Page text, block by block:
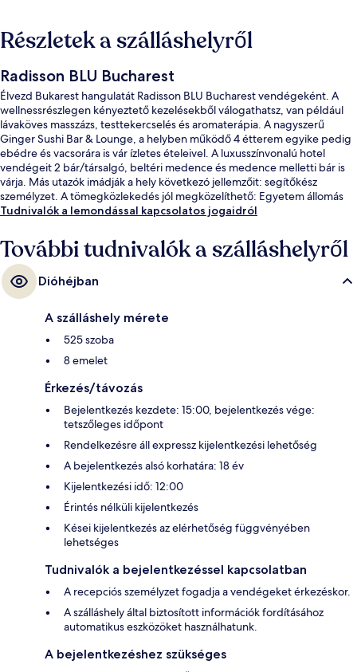
Részletek a szálláshelyről
Radisson BLU Bucharest
Élvezd Bukarest hangulatát Radisson BLU Bucharest vendégeként. A
wellnessrészlegen kényeztető kezelésekből válogathatsz, van például
lávaköves masszázs, testtekercselés és aromaterápia. A nagyszerű
Ginger Sushi Bar & Lounge, a helyben működő 4 étterem egyike pedig
ebédre és vacsorára is vár ízletes ételeivel. A luxusszínvonalú hotel
vendégeit 2 bár/társalgó, beltéri medence és medence melletti bár is
várja. Más utazók imádják a hely következó jellemzőit: segítőkész
személyzet. A tömegközlekedés jól megközelíthető: Egyetem állomás
csak 13 perc gyalog.
Tudnivalók a lemondással kapcsolatos jogaidról
További tudnivalók a szálláshelyről
Dióhéjban
A szálláshely mérete
525 szoba
8 emelet
Érkezés/távozás
Bejelentkezés kezdete: 15:00, bejelentkezés vége:
tetszőleges időpont
Rendelkezésre áll expressz kijelentkezési lehetőség
A bejelentkezés alsó korhatára: 18 év
Kijelentkezési idő: 12:00
Érintés nélküli kijelentkezés
Kései kijelentkezés az elérhetőség függvényében
lehetséges
Tudnivalók a bejelentkezéssel kapcsolatban
A recepciós személyzet fogadja a vendégeket érkezéskor.
A szálláshely által biztosított információk fordításához
automatikus eszközöket használhatunk.
A bejelentkezéshez szükséges